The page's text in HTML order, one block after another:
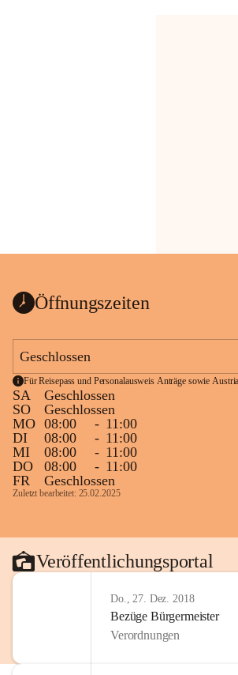
Öffnungszeiten
Geschlossen
Für Reisepass und Personalausweis Anträge sowie
SA
Geschlossen
SO
Geschlossen
MO 08:00 - 11:00
DI
08:00 - 11:00
MI
08:00 - 11:00
DO
08:00 - 11:00
FR
Geschlossen
Zuletzt bearbeitet: 25.02.2025
Veröffentlichungsportal
Do., 27. Dez. 2018
Bezüge Bürgermeister
Verordnungen